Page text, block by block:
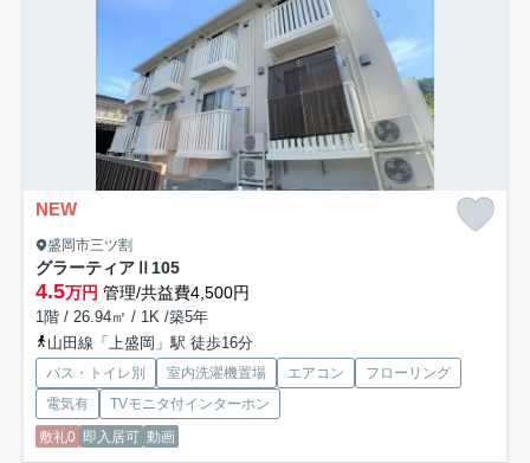
NEW
盛岡市三ツ割
グラーティアⅡ 105
4.5万円 管理/共益費4,500円
1階 / 26.94㎡ / 1K /築5年
山田線「上盛岡」駅 徒歩16分
バス・トイレ別 室内洗濯機置場 エアコン
フローリング
電気有
TVモニタ付インターホン
敷礼0 即入居可 動画